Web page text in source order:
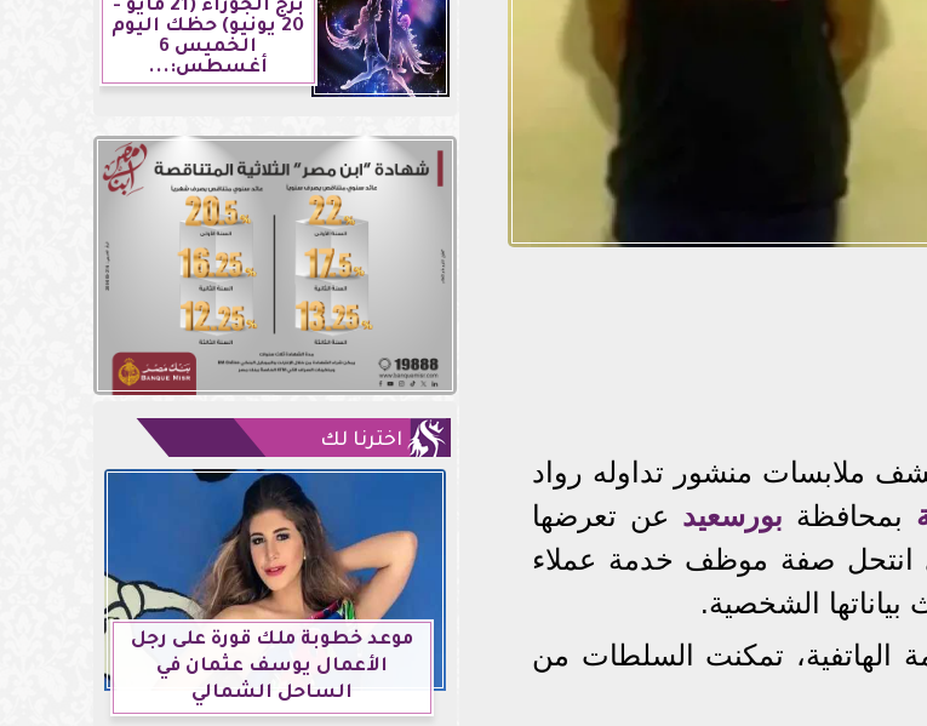
ملابسات منشور تداوله رواد
بمحافظة بورسعيد عن تعرضها
انتحل صفة موظف خدمة عملاء
الشخصية.
الهاتفية، تمكنت السلطات من
برج الجوزاء (21 مايو -
20 يونيو) حظك اليوم
الخميس 6
أغسطس:...
اخترنا لك
موعد خطوبة ملك قورة على رجل
الأعمال يوسف عثمان في
الساحل الشمالي